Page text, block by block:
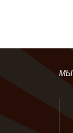
МЫ